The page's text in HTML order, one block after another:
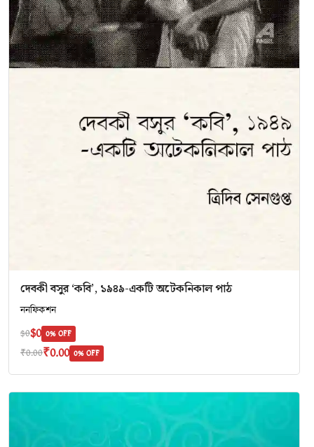
দেবকী বসুর ‘কবি’, ১৯৪৯-একটি অটেকনিকাল পাঠ
ননফিকশন
$0$0 0% OFF
₹0.00₹0.00 0% OFF